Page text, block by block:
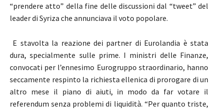
“prendere atto” della fine delle discussioni dal “tweet” del
leader di Syriza che annunciava il voto popolare.
E stavolta la reazione dei partner di Eurolandia è stata
dura, specialmente sulle prime. I ministri delle Finanze,
convocati per l’ennesimo Eurogruppo straordinario, hanno
seccamente respinto la richiesta ellenica di prorogare di un
altro mese il piano di aiuti, in modo da far votare il
referendum senza problemi di liquidità. “Per quanto triste,